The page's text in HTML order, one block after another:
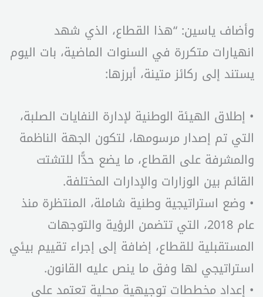
وأضاف ياسين: “هذا القطاع، الذي شهد
انهيارات متكررة في السنوات الماضية، بات اليوم
يستند إلى ركائز متينة، أبرزها:
• إطلاق الهيئة الوطنية لإدارة النفايات الصلبة،
التي تم إصدار مرسومها، لتكون الجهة الناظمة
والمشرفة على القطاع، ما يضع حدًّا للتشتت
القائم بين الوزارات والإدارات المختلفة.
• وضع استراتيجية وطنية شاملة، المنتظرة منذ
عام 2018، التي تتضمن الرؤية والتوجهات
المستقبلية للقطاع، إضافة إلى إجراء تقييم بيئي
استراتيجي لها وفق ما ينص عليه القانون.
• إعداد مخططات توجيهية محلية تعتمد على